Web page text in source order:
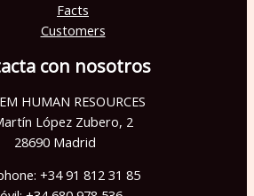
Facts
Customers
con nosotros
HUMAN RESOURCES
López Zubero, 2
28690 Madrid
+34 91 812 31 85